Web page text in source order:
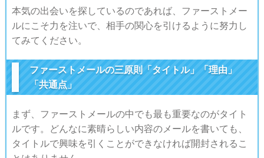
本気の出会いを探しているのであれば、ファーストメー
ルにこそ力を注いで、相手の関心を引けるように努力し
てみてください。
ファーストメールの三原則「タイトル」「理由」
「共通点」
まず、ファーストメールの中でも最も重要なのがタイト
ルです。どんなに素晴らしい内容のメールを書いても、
タイトルで興味を引くことができなければ開封されるこ